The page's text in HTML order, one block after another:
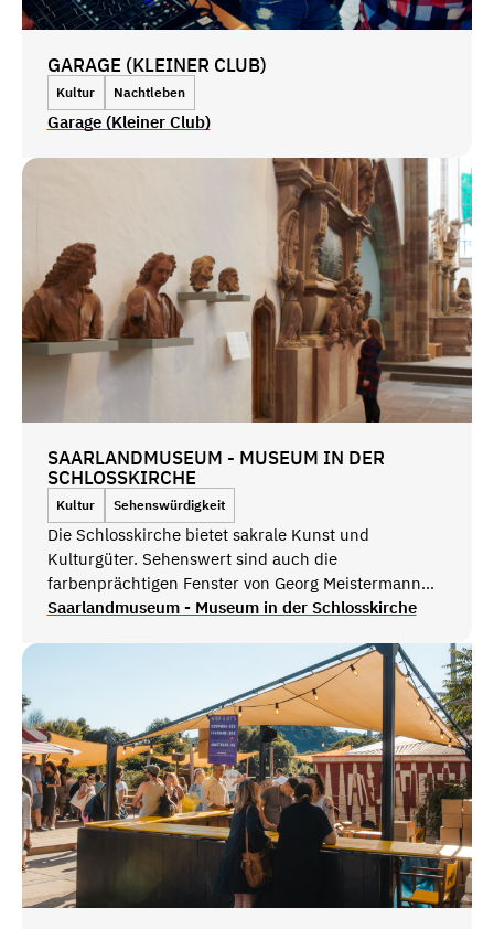
GARAGE (KLEINER CLUB)
Kultur Nachtleben
Garage (Kleiner Club)
SAARLANDMUSEUM - MUSEUM IN DER
SCHLOSSKIRCHE
Kultur Sehenswürdigkeit
Die Schlosskirche bietet sakrale Kunst und
Kulturgüter. Sehenswert sind auch die
farbenprächtigen Fenster von Georg Meistermann
und die barocken Fürstengräber.
Saarlandmuseum - Museum in der Schlosskirche